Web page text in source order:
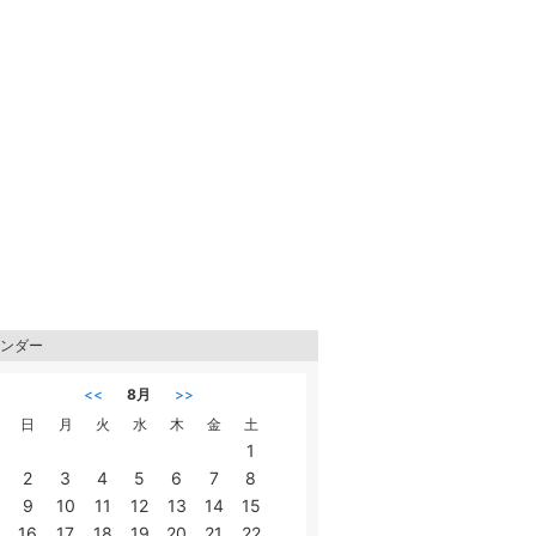
ダー
<< 8月
>>
日
月 火 水 木 金 土
1
2
3 4 5 6 7
8
9
10 11 12 13 14
15